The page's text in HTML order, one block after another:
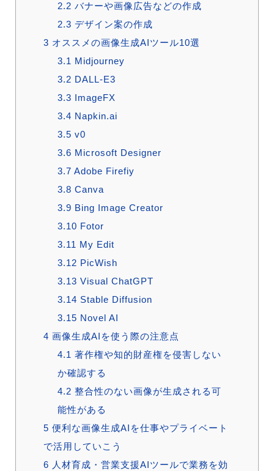
2.2 バナーや画像広告などの作成
2.3 デザイン案の作成
3 オススメの画像生成AIツール10選
3.1 Midjourney
3.2 DALL-E3
3.3 ImageFX
3.4 Napkin.ai
3.5 v0
3.6 Microsoft Designer
3.7 Adobe Firefiy
3.8 Canva
3.9 Bing Image Creator
3.10 Fotor
3.11 My Edit
3.12 PicWish
3.13 Visual ChatGPT
3.14 Stable Diffusion
3.15 Novel AI
4 画像生成AIを使う際の注意点
4.1 著作権や知的財産権を侵害しない
か確認する
4.2 整合性のない画像が生成される可
能性がある
5 便利な画像生成AIを仕事やプライベート
で活用していこう
6 人材育成・営業支援AIツールで業務を効